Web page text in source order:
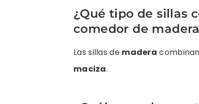
¿Qué tipo de sillas
comedor de
Las sillas de madera
maciza.